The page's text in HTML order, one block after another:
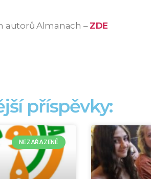
autorů Almanach – ZDE
příspěvky:
NEZAŘAZENÉ